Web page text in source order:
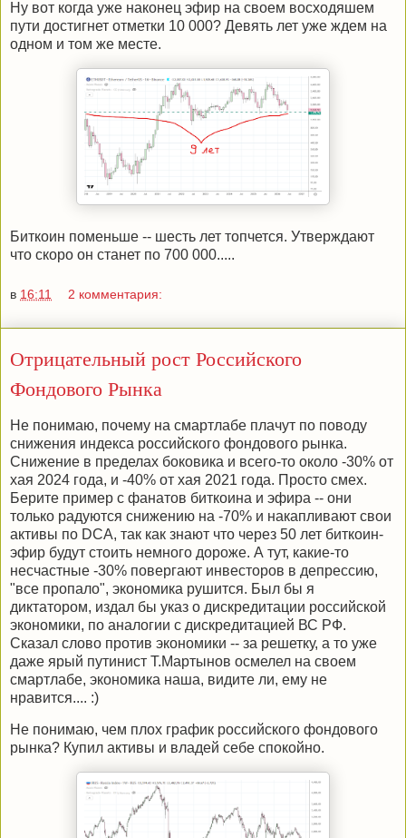
Ну вот когда уже наконец эфир на своем восходяшем
пути достигнет отметки 10 000? Девять лет уже ждем на
одном и том же месте.
Биткоин поменьше -- шесть лет топчется. Утверждают
что скоро он станет по 700 000.....
в 16:11 2 комментария:
Отрицательный рост Российского
Фондового Рынка
Не понимаю, почему на смартлабе плачут по поводу
снижения индекса российского фондового рынка.
Снижение в пределах боковика и всего-то около -30% от
хая 2024 года, и -40% от хая 2021 года. Просто смех.
Берите пример с фанатов биткоина и эфира -- они
только радуются снижению на -70% и накапливают свои
активы по DCA, так как знают что через 50 лет биткоин-
эфир будут стоить немного дороже. А тут, какие-то
несчастные -30% повергают инвесторов в депрессию,
"все пропало", экономика рушится. Был бы я
диктатором, издал бы указ о дискредитации российской
экономики, по аналогии с дискредитацией ВС РФ.
Сказал слово против экономики -- за решетку, а то уже
даже ярый путинист Т.Мартынов осмелел на своем
смартлабе, экономика наша, видите ли, ему не
нравится.... :)
Не понимаю, чем плох график российского фондового
рынка? Купил активы и владей себе спокойно.